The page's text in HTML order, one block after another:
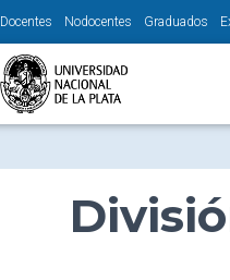
Docentes Nodocentes Graduados